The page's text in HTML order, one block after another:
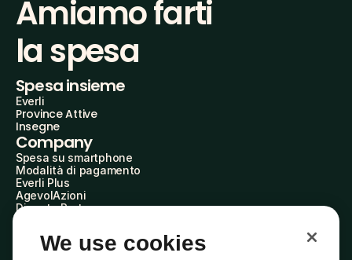
Amiamo farti
la spesa
Spesa insieme
Everli
Province Attive
Insegne
Company
Spesa su smartphone
Modalità di pagamento
Everli Plus
AgevolAzioni
Diventa Partner
Everli Shoppers
About Us
We use cookies